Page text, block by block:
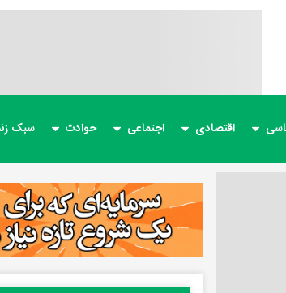
اقتصادی اجتماعی حوادث سبک